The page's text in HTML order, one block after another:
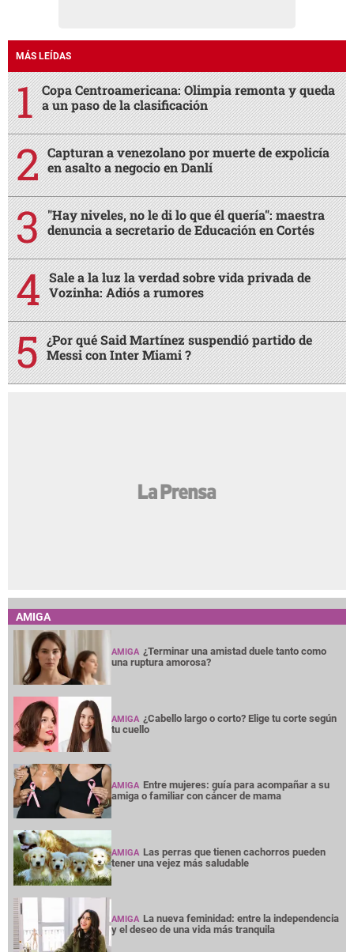
MÁS LEÍDAS
Copa Centroamericana: Olimpia remonta y queda
a un paso de la clasificación
Capturan a venezolano por muerte de expolicía
en asalto a negocio en Danlí
"Hay niveles, no le di lo que él quería": maestra
denuncia a secretario de Educación en Cortés
Sale a la luz la verdad sobre vida privada de
Vozinha: Adiós a rumores
¿Por qué Said Martínez suspendió partido de
Messi con Inter Miami ?
AMIGA
AMIGA ¿Terminar una amistad duele tanto como
una ruptura amorosa?
AMIGA ¿Cabello largo o corto? Elige tu corte según
tu cuello
AMIGA Entre mujeres: guía para acompañar a su
amiga o familiar con cáncer de mama
AMIGA Las perras que tienen cachorros pueden
tener una vejez más saludable
AMIGA La nueva feminidad: entre la independencia
y el deseo de una vida más tranquila